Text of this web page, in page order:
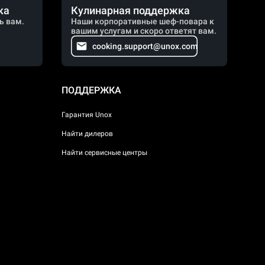
вам.
Кулинарная поддержка
Наши корпоративные шеф-повара к
вашим услугам и скоро ответят вам.
cooking.support@unox.com
ПОДДЕРЖКА
Гарантия Unox
Найти дилеров
Найти сервисные центры